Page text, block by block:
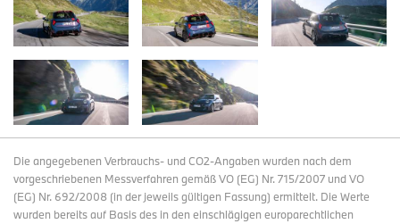
Die angegebenen Verbrauchs- und CO2-Angaben wurden nach dem
vorgeschriebenen Messverfahren gemäß VO (EG) Nr. 715/2007 und VO
(EG) Nr. 692/2008 (in der jeweils gültigen Fassung) ermittelt. Die Werte
wurden bereits auf Basis des in den einschlägigen europarechtlichen